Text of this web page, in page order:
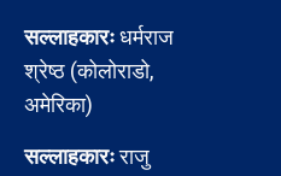
सल्लाहकारःधर्मराज
श्रेष्ठ (कोलोराडो,
अमेरिका)
सल्लाहकारःराजु